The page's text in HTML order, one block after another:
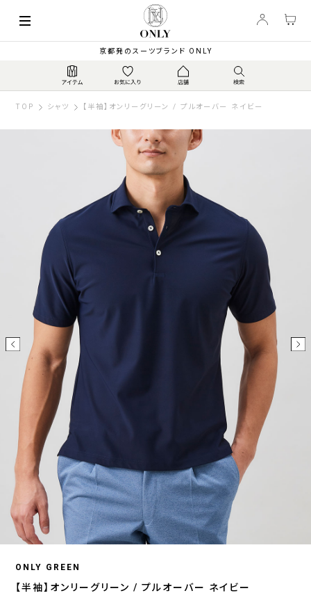
京都発のスーツブランド ONLY
TOP シャツ 【半袖】オンリーグリーン / プルオーバー ネイビー
ONLY GREEN
【半袖】オンリーグリーン / プルオーバー ネイビー